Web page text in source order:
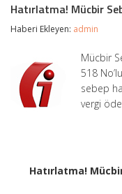
Sebep
Ertelenen
Tablosu
Hatırlatma! Mücbir
Haberi Ekleyen: admin
Mücbir
518
sebep
vergi
Hatırlatma!